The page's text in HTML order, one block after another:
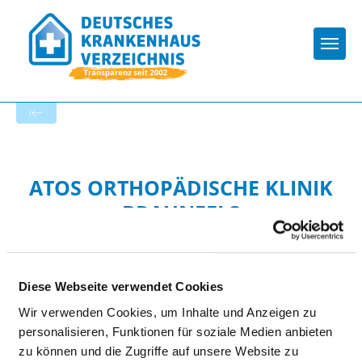
Diese Webseite verwendet Cookies
Wir verwenden Cookies, um Inhalte und Anzeigen zu
personalisieren, Funktionen für soziale Medien anbieten
zu können und die Zugriffe auf unsere Website zu
ATOS ORTHOPÄDISCHE KLINIK
BRAUNFELS
BESONDERE APPARATIVE